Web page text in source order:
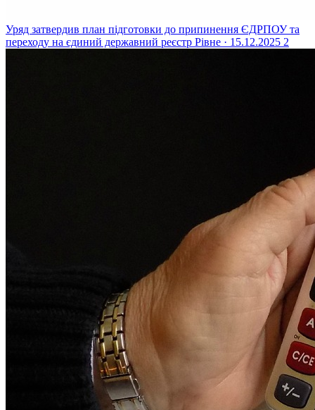
Уряд затвердив план підготовки до припинення ЄДРПОУ та
переходу на єдиний державний реєстр Рівне · 15.12.2025 2